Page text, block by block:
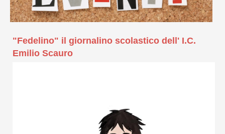
"Fedelino" il giornalino scolastico dell' I.C.
Emilio Scauro